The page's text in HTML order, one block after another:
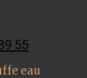
55
eau